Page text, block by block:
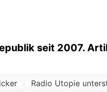
seit 2007.
Radio Utopie